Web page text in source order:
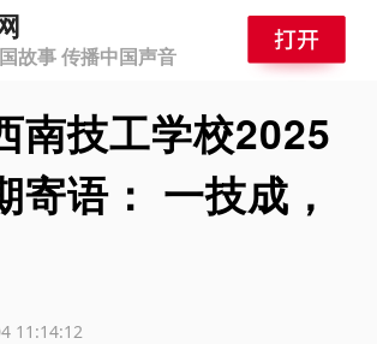
故事 传播中国声音
南技工学校2025
寄语： 一技成，
11:14:12